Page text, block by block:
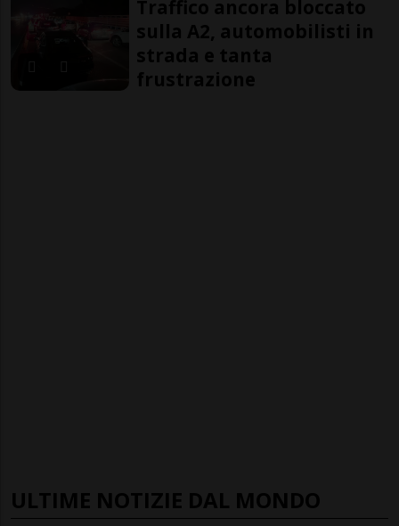
Traffico ancora bloccato
sulla A2, automobilisti in
strada e tanta
frustrazione
ULTIME NOTIZIE DAL MONDO